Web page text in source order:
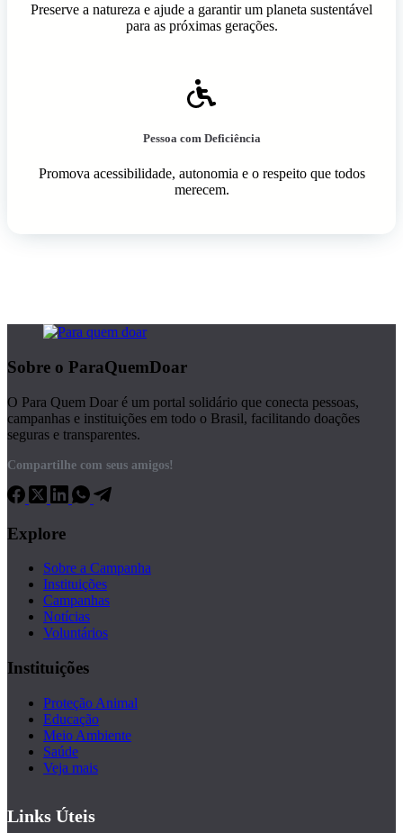
Preserve a natureza e ajude a garantir um planeta sustentável
para as próximas gerações.
Pessoa com Deficiência
Promova acessibilidade, autonomia e o respeito que todos
merecem.
Sobre o ParaQuemDoar
O Para Quem Doar é um portal solidário que conecta pessoas,
campanhas e instituições em todo o Brasil, facilitando doações
seguras e transparentes.
Compartilhe com seus amigos!
Explore
Sobre a Campanha
Instituições
Campanhas
Notícias
Voluntários
Instituições
Proteção Animal
Educação
Meio Ambiente
Saúde
Veja mais
Links Úteis